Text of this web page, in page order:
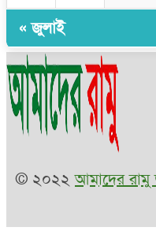
« জুলাই
© ২০২২আমাদের